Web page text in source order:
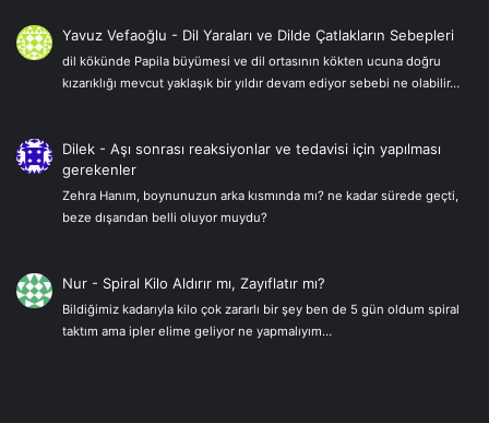
Yavuz Vefaoğlu - Dil Yaraları ve Dilde Çatlakların Sebepleri
dil kökünde Papila büyümesi ve dil ortasının kökten ucuna doğru
kızarıklığı mevcut yaklaşık bir yıldır devam ediyor sebebi ne olabilir…
Dilek -Aşı sonrası reaksiyonlar ve tedavisi için yapılması
gerekenler
Zehra Hanım, boynunuzun arka kısmında mı? ne kadar sürede geçti,
beze dışarıdan belli oluyor muydu?
Nur - Spiral Kilo Aldırır mı, Zayıflatır mı?
Bildiğimiz kadarıyla kilo çok zararlı bir şey ben de 5 gün oldum spiral
taktım ama ipler elime geliyor ne yapmalıyım…